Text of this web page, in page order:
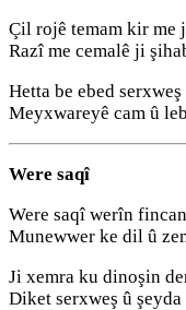
Çil rojê temam kir me
Razî me cemalê ji
Hetta be ebed
Meyxwareyê cam û
Were saqî
Were saqî werîn
Munewwer ke dil û
Ji xemra ku dinoşin
Diket serxweş û şeyda